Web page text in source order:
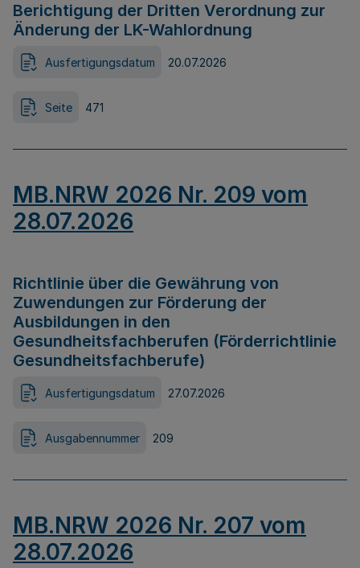
Berichtigung der Dritten Verordnung zur
Änderung der LK-Wahlordnung
Ausfertigungsdatum 20.07.2026
Seite 471
MB.NRW 2026 Nr. 209 vom
28.07.2026
Richtlinie über die Gewährung von
Zuwendungen zur Förderung der
Ausbildungen in den
Gesundheitsfachberufen (Förderrichtlinie
Gesundheitsfachberufe)
Ausfertigungsdatum 27.07.2026
Ausgabennummer 209
MB.NRW 2026 Nr. 207 vom
28.07.2026